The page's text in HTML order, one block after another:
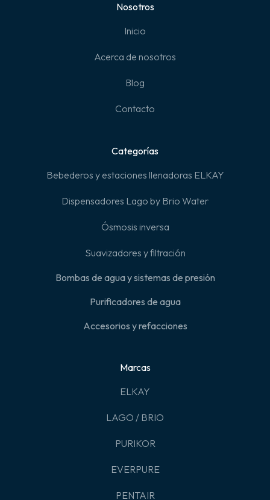
Nosotros
Inicio
Acerca de nosotros
Blog
Contacto
Marcas
ELKAY
LAGO / BRIO
PURIKOR
EVERPURE
PENTAIR
Categorías
Bebederos y estaciones llenadoras ELKAY
Dispensadores Lago by Brio Water
Ósmosis inversa
Suavizadores y filtración
Bombas de agua y sistemas de presión
Purificadores de agua
Accesorios y refacciones